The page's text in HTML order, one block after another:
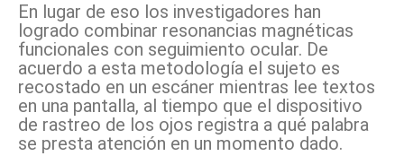
En lugar de eso los investigadores han
logrado combinar resonancias magnéticas
funcionales con seguimiento ocular. De
acuerdo a esta metodología el sujeto es
recostado en un escáner mientras lee textos
en una pantalla, al tiempo que el dispositivo
de rastreo de los ojos registra a qué palabra
se presta atención en un momento dado.